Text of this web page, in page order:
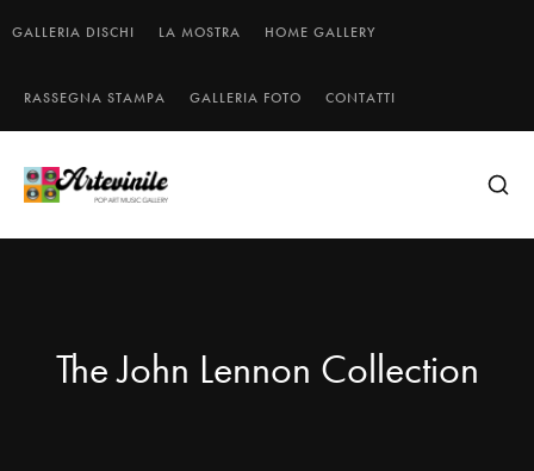
GALLERIA DISCHI LA MOSTRA HOME GALLERY
RASSEGNA STAMPA GALLERIA FOTO CONTATTI
The John Lennon Collection